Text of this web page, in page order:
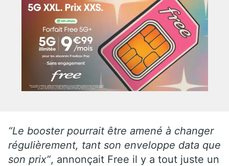
“Le booster pourrait être amené à changer
régulièrement, tant son enveloppe data que
son prix”, annonçait Free il y a tout juste un